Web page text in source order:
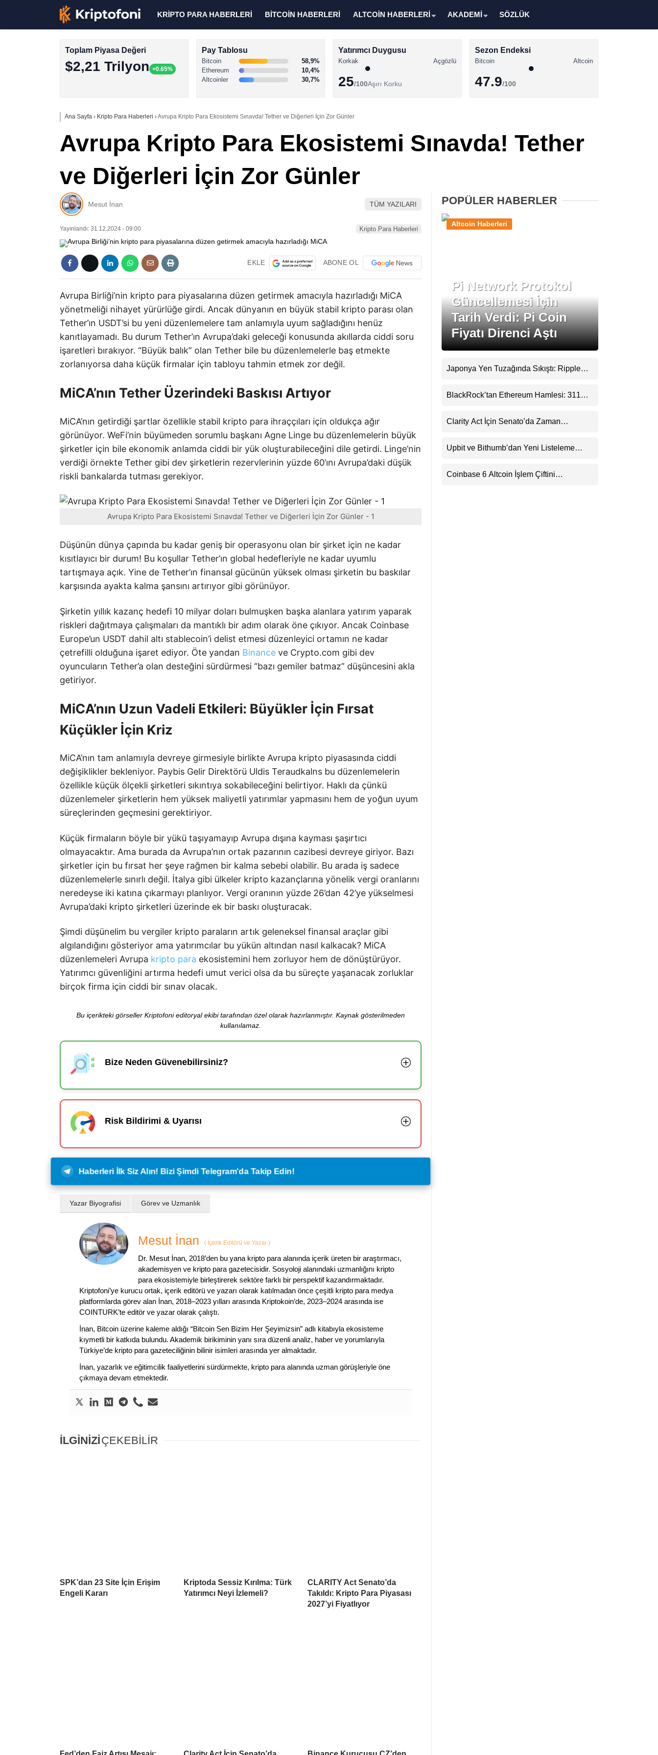
Altcoin Haberleri
XRP Haberleri
KRİPTO PARA HABERLERİ BİTCOİN HABERLERİ ALTCOİN HABERLERİ AKADEMİ SÖZLÜK
Toplam Piyasa Değeri
$2,21 Trilyon +0.65%
Pay Tablosu
Bitcoin
58,9%
Ethereum
10,4%
Altcoinler
30,7%
Yatırımcı Duygusu
Korkak Açgözlü
25/100Aşırı Korku
Sezon Endeksi
Bitcoin Altcoin
47.9/100
Ana Sayfa › Kripto Para Haberleri ›Avrupa Kripto Para Ekosistemi Sınavda! Tether ve Diğerleri İçin Zor Günler
Avrupa Kripto Para Ekosistemi Sınavda! Tether
ve Diğerleri İçin Zor Günler
Mesut İnan TÜM YAZILARI
Yayınlandı: 31.12.2024 - 09:00 Kripto Para Haberleri
EKLE ABONE OL
Avrupa Birliği’nin kripto para piyasalarına düzen getirmek amacıyla hazırladığı MiCA
yönetmeliği nihayet yürürlüğe girdi. Ancak dünyanın en büyük stabil kripto parası olan
Tether’ın USDT’si bu yeni düzenlemelere tam anlamıyla uyum sağladığını henüz
kanıtlayamadı. Bu durum Tether’ın Avrupa’daki geleceği konusunda akıllarda ciddi soru
işaretleri bırakıyor. “Büyük balık” olan Tether bile bu düzenlemelerle baş etmekte
zorlanıyorsa daha küçük firmalar için tabloyu tahmin etmek zor değil.
MiCA’nın Tether Üzerindeki Baskısı Artıyor
MiCA’nın getirdiği şartlar özellikle stabil kripto para ihraççıları için oldukça ağır
görünüyor. WeFi’nin büyümeden sorumlu başkanı Agne Linge bu düzenlemelerin büyük
şirketler için bile ekonomik anlamda ciddi bir yük oluşturabileceğini dile getirdi. Linge’nin
verdiği örnekte Tether gibi dev şirketlerin rezervlerinin yüzde 60’ını Avrupa’daki düşük
riskli bankalarda tutması gerekiyor.
Avrupa Kripto Para Ekosistemi Sınavda! Tether ve Diğerleri İçin Zor Günler - 1
Düşünün dünya çapında bu kadar geniş bir operasyonu olan bir şirket için ne kadar
kısıtlayıcı bir durum! Bu koşullar Tether’ın global hedefleriyle ne kadar uyumlu
tartışmaya açık. Yine de Tether’ın finansal gücünün yüksek olması şirketin bu baskılar
karşısında ayakta kalma şansını artırıyor gibi görünüyor.
Şirketin yıllık kazanç hedefi 10 milyar doları bulmuşken başka alanlara yatırım yaparak
riskleri dağıtmaya çalışmaları da mantıklı bir adım olarak öne çıkıyor. Ancak Coinbase
Europe’un USDT dahil altı stablecoin’i delist etmesi düzenleyici ortamın ne kadar
çetrefilli olduğuna işaret ediyor. Öte yandan Binance ve Crypto.com gibi dev
oyuncuların Tether’a olan desteğini sürdürmesi “bazı gemiler batmaz” düşüncesini akla
getiriyor.
MiCA’nın Uzun Vadeli Etkileri: Büyükler İçin Fırsat
Küçükler İçin Kriz
MiCA’nın tam anlamıyla devreye girmesiyle birlikte Avrupa kripto piyasasında ciddi
değişiklikler bekleniyor. Paybis Gelir Direktörü Uldis Teraudkalns bu düzenlemelerin
özellikle küçük ölçekli şirketleri sıkıntıya sokabileceğini belirtiyor. Haklı da çünkü
düzenlemeler şirketlerin hem yüksek maliyetli yatırımlar yapmasını hem de yoğun uyum
süreçlerinden geçmesini gerektiriyor.
Küçük firmaların böyle bir yükü taşıyamayıp Avrupa dışına kayması şaşırtıcı
olmayacaktır. Ama burada da Avrupa’nın ortak pazarının cazibesi devreye giriyor. Bazı
şirketler için bu fırsat her şeye rağmen bir kalma sebebi olabilir. Bu arada iş sadece
düzenlemelerle sınırlı değil. İtalya gibi ülkeler kripto kazançlarına yönelik vergi oranlarını
neredeyse iki katına çıkarmayı planlıyor. Vergi oranının yüzde 26’dan 42’ye yükselmesi
Avrupa’daki kripto şirketleri üzerinde ek bir baskı oluşturacak.
Şimdi düşünelim bu vergiler kripto paraların artık geleneksel finansal araçlar gibi
algılandığını gösteriyor ama yatırımcılar bu yükün altından nasıl kalkacak? MiCA
düzenlemeleri Avrupa kripto para ekosistemini hem zorluyor hem de dönüştürüyor.
Yatırımcı güvenliğini artırma hedefi umut verici olsa da bu süreçte yaşanacak zorluklar
birçok firma için ciddi bir sınav olacak.
Bu içerikteki görseller Kriptofoni editoryal ekibi tarafından özel olarak hazırlanmıştır. Kaynak gösterilmeden
kullanılamaz.
Bize Neden Güvenebilirsiniz?
Risk Bildirimi & Uyarısı
Haberleri İlk Siz Alın! Bizi Şimdi Telegram'da Takip Edin!
Yazar Biyografisi Görev ve Uzmanlık
Mesut İnan ( İçerik Editörü ve Yazar )
Dr. Mesut İnan, 2018’den bu yana kripto para alanında içerik üreten bir araştırmacı,
akademisyen ve kripto para gazetecisidir. Sosyoloji alanındaki uzmanlığını kripto
para ekosistemiyle birleştirerek sektöre farklı bir perspektif kazandırmaktadır.
Kriptofoni’ye kurucu ortak, içerik editörü ve yazarı olarak katılmadan önce çeşitli kripto para medya
platformlarda görev alan İnan, 2018–2023 yılları arasında Kriptokoin’de, 2023–2024 arasında ise
COINTURK’te editör ve yazar olarak çalıştı.
İnan, Bitcoin üzerine kaleme aldığı “Bitcoin Sen Bizim Her Şeyimizsin” adlı kitabıyla ekosisteme
kıymetli bir katkıda bulundu. Akademik birikiminin yanı sıra düzenli analiz, haber ve yorumlarıyla
Türkiye’de kripto para gazeteciliğinin bilinir isimleri arasında yer almaktadır.
İnan, yazarlık ve eğitimcilik faaliyetlerini sürdürmekte, kripto para alanında uzman görüşleriyle öne
çıkmaya devam etmektedir.
İLGİNİZİÇEKEBİLİR
SPK’dan 23 Site İçin Erişim
Engeli Kararı
Kriptoda Sessiz Kırılma: Türk
Yatırımcı Neyi İzlemeli?
CLARITY Act Senato’da
Takıldı: Kripto Para Piyasası
2027’yi Fiyatlıyor
POPÜLER HABERLER
Pi Network Protokol
Güncellemesi İçin
Tarih Verdi: Pi Coin
Fiyatı Direnci Aştı
Altcoin Haberleri
Japonya Yen Tuzağında Sıkıştı: Ripple
BlackRock’tan Ethereum Hamlesi: 311
Clarity Act İçin Senato’da Zaman
Upbit ve Bithumb’dan Yeni Listeleme
Geliyor
Coinbase 6 Altcoin İşlem Çiftini